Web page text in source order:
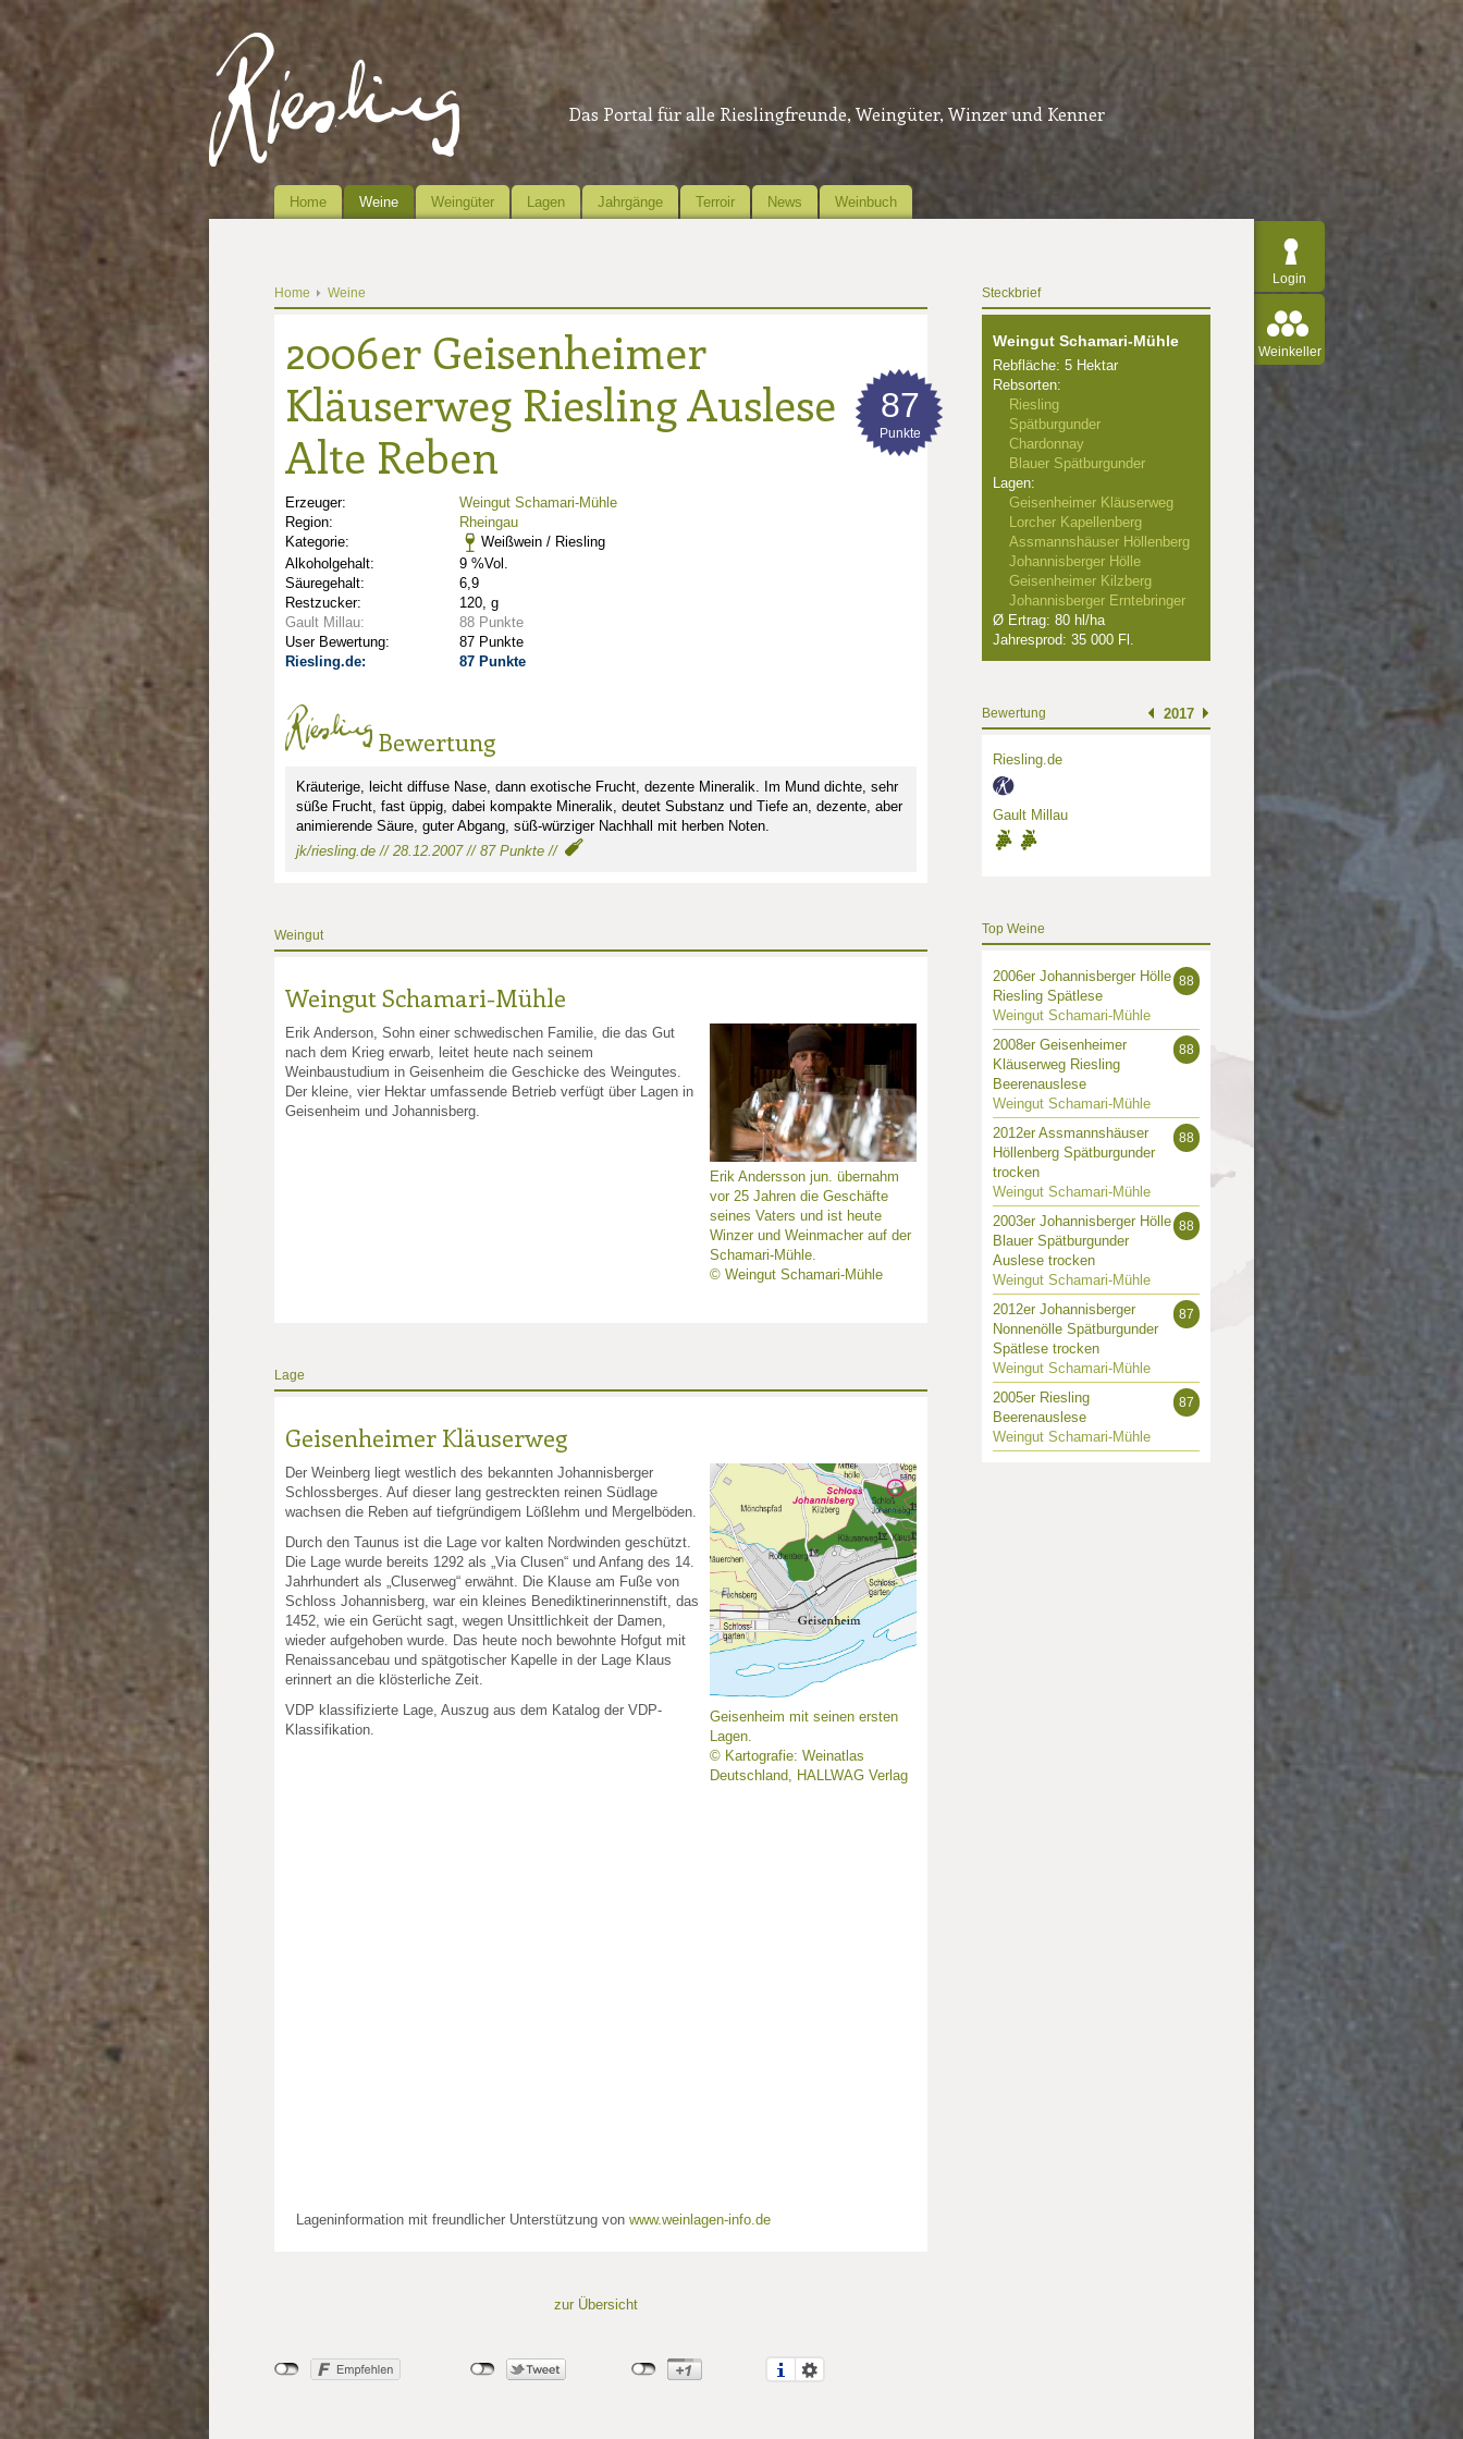
Das Portal für alle Rieslingfreunde, Weingüter, Winzer und Kenner
Home Weine Weingüter Lagen Jahrgänge Terroir News Weinbuch
Login
Weinkeller
Home Weine
2006er Geisenheimer
Kläuserweg Riesling Auslese
Alte Reben
Erzeuger:
Weingut Schamari-Mühle
Region:
Rheingau
Kategorie:
Weißwein / Riesling
Alkoholgehalt:
9 %Vol.
Säuregehalt:
6,9
Restzucker:
120, g
Gault Millau:
88 Punkte
User Bewertung:
87 Punkte
Riesling.de:
87 Punkte
87
Punkte
Bewertung
Kräuterige, leicht diffuse Nase, dann exotische Frucht, dezente Mineralik. Im Mund dichte, sehr
süße Frucht, fast üppig, dabei kompakte Mineralik, deutet Substanz und Tiefe an, dezente, aber
animierende Säure, guter Abgang, süß-würziger Nachhall mit herben Noten.
jk/riesling.de // 28.12.2007 // 87 Punkte //
Weingut
Weingut Schamari-Mühle
Erik Andersson jun. übernahm
vor 25 Jahren die Geschäfte
seines Vaters und ist heute
Winzer und Weinmacher auf der
Schamari-Mühle.
© Weingut Schamari-Mühle
Erik Anderson, Sohn einer schwedischen Familie, die das Gut
nach dem Krieg erwarb, leitet heute nach seinem
Weinbaustudium in Geisenheim die Geschicke des Weingutes.
Der kleine, vier Hektar umfassende Betrieb verfügt über Lagen in
Geisenheim und Johannisberg.
Lage
Geisenheimer Kläuserweg
Geisenheim mit seinen ersten
Lagen.
© Kartografie: Weinatlas
Deutschland, HALLWAG Verlag
Der Weinberg liegt westlich des bekannten Johannisberger
Schlossberges. Auf dieser lang gestreckten reinen Südlage
wachsen die Reben auf tiefgründigem Lößlehm und Mergelböden.
Durch den Taunus ist die Lage vor kalten Nordwinden geschützt.
Die Lage wurde bereits 1292 als „Via Clusen“ und Anfang des 14.
Jahrhundert als „Cluserweg“ erwähnt. Die Klause am Fuße von
Schloss Johannisberg, war ein kleines Benediktinerinnenstift, das
1452, wie ein Gerücht sagt, wegen Unsittlichkeit der Damen,
wieder aufgehoben wurde. Das heute noch bewohnte Hofgut mit
Renaissancebau und spätgotischer Kapelle in der Lage Klaus
erinnert an die klösterliche Zeit.
VDP klassifizierte Lage, Auszug aus dem Katalog der VDP-
Klassifikation.
Lageninformation mit freundlicher Unterstützung von www.weinlagen-info.de
zur Übersicht
Steckbrief
Weingut Schamari-Mühle
Rebfläche: 5 Hektar
Rebsorten:
Riesling
Spätburgunder
Chardonnay
Blauer Spätburgunder
Lagen:
Geisenheimer Kläuserweg
Lorcher Kapellenberg
Assmannshäuser Höllenberg
Johannisberger Hölle
Geisenheimer Kilzberg
Johannisberger Erntebringer
Ø Ertrag: 80 hl/ha
Jahresprod: 35 000 Fl.
Bewertung 2017
Riesling.de
1
Gault Millau
Top Weine
88
2006er Johannisberger Hölle
Riesling Spätlese
Weingut Schamari-Mühle
88
2008er Geisenheimer
Kläuserweg Riesling
Beerenauslese
Weingut Schamari-Mühle
88
2012er Assmannshäuser
Höllenberg Spätburgunder
trocken
Weingut Schamari-Mühle
88
2003er Johannisberger Hölle
Blauer Spätburgunder
Auslese trocken
Weingut Schamari-Mühle
87
2012er Johannisberger
Nonnenölle Spätburgunder
Spätlese trocken
Weingut Schamari-Mühle
87
2005er Riesling
Beerenauslese
Weingut Schamari-Mühle